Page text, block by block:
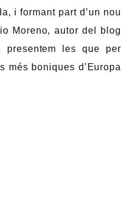
i formant part d’un nou
Moreno, autor del blog
presentem les que per
més boniques d’Europa